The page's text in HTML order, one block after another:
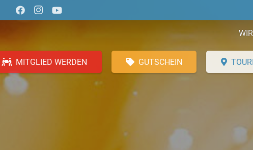
MITGLIED WERDEN GUTSCHEIN